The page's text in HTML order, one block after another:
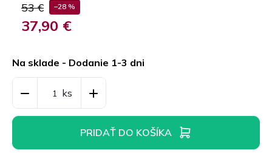
53 € –28 %
37,90 €
cena:
Na sklade - Dodanie 1-3 dni
PRIDAŤ DO KOŠÍKA